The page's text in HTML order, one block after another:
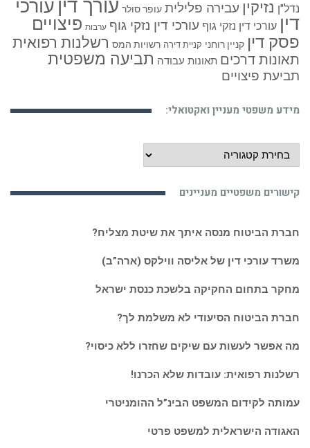
נדל"ן נזיקין עבירה פלילית עופר סולר עורך דין עורכי
דין עורכי דין נזקי גוף עורכי דין נזקי גוף ערבות פיצויים
פסק דין קניין רוחני קניית דירה רשויות המס רשלנות רפואית
תאונות דרכים תאונות עבודה תביעה משפטית
תביעת פיצויים
מידע משפטי מעניין ואקטואלי:
מידע
משפטי
ואקטואלי:
קישורים משפטיים מעניינים
חברת הביטוח מנסה איתך את שיטת מצליח?
משרד עורכי דין של אליסה ווילקס (ארה”ב)
מחקר בתחום החקיקה בלשכת כנסת ישראל
חברת הביטוח הסיעודי לא משלמת לך?
מה אפשר לעשות עם שיקים שחזרו ללא כיסוי?
רשלנות רפואית: עובדות שלא הכרנו!
עמותה לקידום המשפט הבינ”ל ההומניטרי
האגודה הישראלית למשפט פרטי